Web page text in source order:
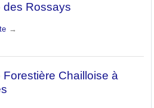
des Rossays
Forestière Chailloise à